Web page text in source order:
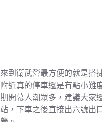
來到衛武營最方便的就是搭
附近真的停車還是有點小難
期開幕人潮眾多，建議大家
站，下車之後直接出六號出